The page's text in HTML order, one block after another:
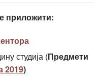
приложити:
студија (Предмети
2019)